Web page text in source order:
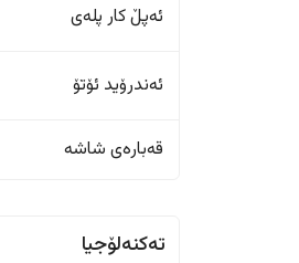
ئەپڵ کار پلەی
ئەندرۆید ئۆتۆ
قەبارەی شاشە
تەکنەلۆجیا